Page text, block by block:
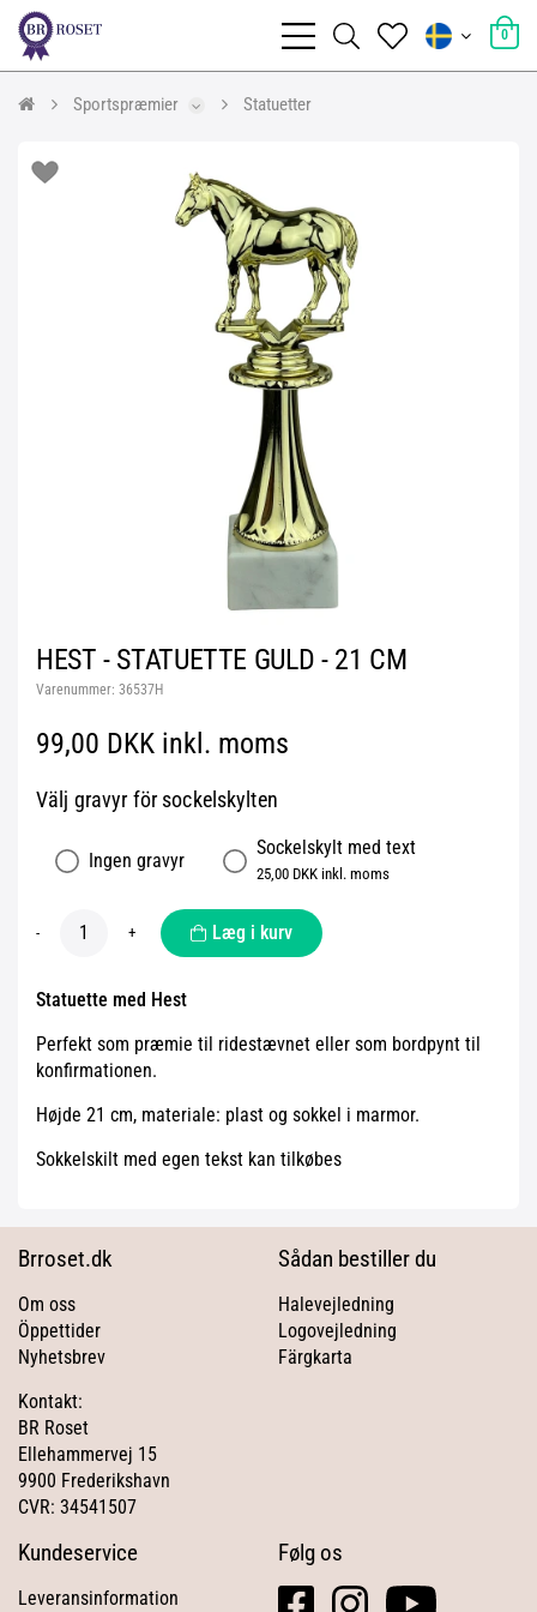
0
Sportspræmier Statuetter
HEST - STATUETTE GULD - 21 CM
Varenummer: 36537H
99,00 DKK inkl. moms
Välj gravyr för sockelskylten
Ingen gravyr
Sockelskylt med text
25,00 DKK inkl. moms
- + Læg i kurv
Statuette med Hest
Perfekt som præmie til ridestævnet eller som bordpynt til
konfirmationen.
Højde 21 cm, materiale: plast og sokkel i marmor.
Sokkelskilt med egen tekst kan tilkøbes
Brroset.dk
Om oss
Öppettider
Nyhetsbrev
Kontakt:
BR Roset
Ellehammervej 15
9900 Frederikshavn
CVR: 34541507
Sådan bestiller du
Halevejledning
Logovejledning
Färgkarta
Kundeservice
Leveransinformation
Følg os
facebookinstagramyoutube